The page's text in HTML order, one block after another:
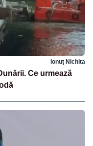
Ionuț Nichita
Ce urmează